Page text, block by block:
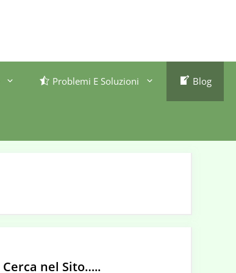
Problemi E Soluzioni Blog
Cerca nel Sito…..